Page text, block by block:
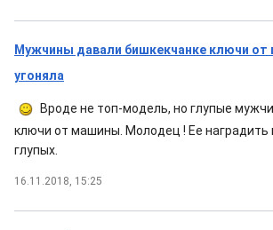
Мужчины давали бишкекчанке ключи от
угоняла
Вроде не топ-модель, но глупые
ключи от машины. Молодец ! Ее наградить
глупых.
16.11.2018, 15:25